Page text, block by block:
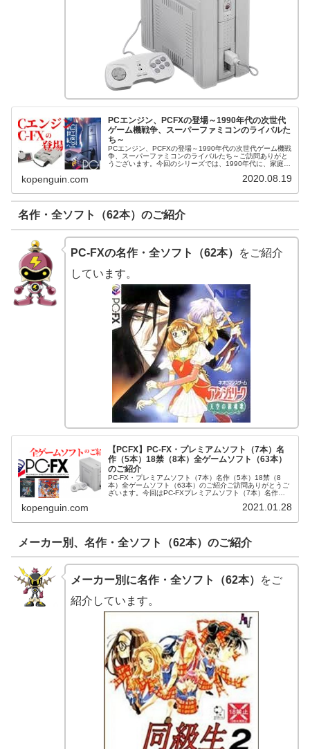
PCエンジン、PCFXの登場～1990年代の次世代
ゲーム機戦争、スーパーファミコンのライバルた
ち～
PCエンジン、PCFXの登場～1990年代の次世代ゲーム機戦
争、スーパーファミコンのライバルたち～ご訪問ありがと
うございます。今回のシリーズでは、1990年代に、家庭用
kopenguin.com 2020.08.19
名作・全ソフト（62本）のご紹介
PC-FXの名作・全ソフト（62本）
をご紹介
しています。
【PCFX】PC-FX・プレミアムソフト（7本）名
作（5本）18禁（8本）全ゲームソフト（63本）
のご紹介
PC-FX・プレミアムソフト（7本）名作（5本）18禁（8
本）全ゲームソフト（63本）のご紹介ご訪問ありがとうご
ざいます。今回はPC-FXプレミアムソフト（7本）名作（5
kopenguin.com 2021.01.28
メーカー別、名作・全ソフト（62本）のご紹介
メーカー別に名作・全ソフト（62本）
をご
紹介しています。